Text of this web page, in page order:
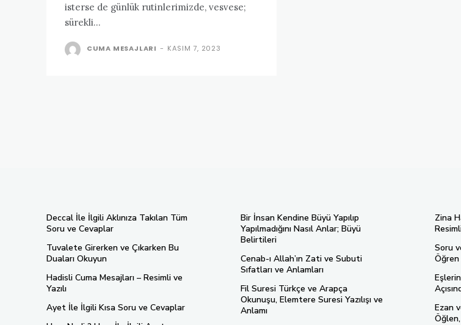
isterse de günlük rutinlerimizde, vesvese;
sürekli...
CUMA MESAJLARI - KASIM 7, 2023
Deccal İle İlgili Aklınıza Takılan Tüm
Soru ve Cevaplar
Tuvalete Girerken ve Çıkarken Bu
Duaları Okuyun
Hadisli Cuma Mesajları – Resimli ve
Yazılı
Ayet İle İlgili Kısa Soru ve Cevaplar
Bir İnsan Kendine Büyü Yapılıp
Yapılmadığını Nasıl Anlar; Büyü
Belirtileri
Cenab-ı Allah’ın Zati ve Subuti
Sıfatları ve Anlamları
Fil Suresi Türkçe ve Arapça
Okunuşu, Elemtere Suresi Yazılışı ve
Anlamı
Zina
Soru
Öğren
Ezan